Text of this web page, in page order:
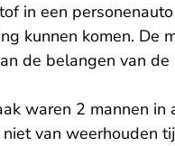
in een
kunnen komen. De
de belangen van
waren 2 mannen
van weerhouden